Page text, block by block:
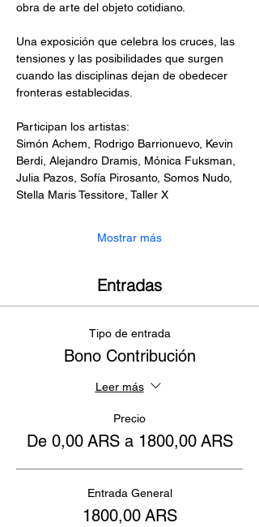
obra de arte del objeto cotidiano.
Una exposición que celebra los cruces, las
tensiones y las posibilidades que surgen
cuando las disciplinas dejan de obedecer
fronteras establecidas.
Participan los artistas:
Simón Achem, Rodrigo Barrionuevo, Kevin
Berdi, Alejandro Dramis, Mónica Fuksman,
Julia Pazos, Sofía Pirosanto, Somos Nudo,
Stella Maris Tessitore, Taller X
Mostrar más
Entradas
Tipo de entrada
Bono Contribución
Leer más
Precio
De 0,00 ARS a 1800,00 ARS
Entrada General
1800,00 ARS